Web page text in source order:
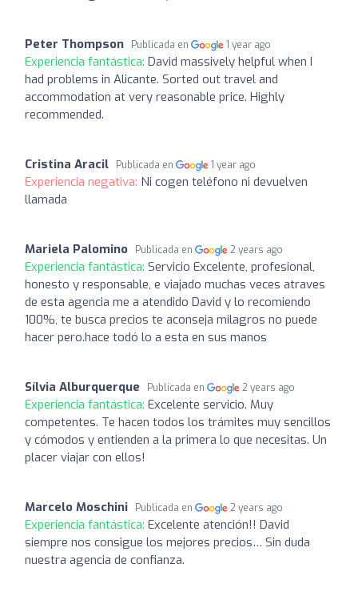
Peter Thompson Publicada en 1 year ago
Experiencia fantástica: David massively helpful when I
had problems in Alicante. Sorted out travel and
accommodation at very reasonable price. Highly
recommended.
Cristina Aracil Publicada en 1 year ago
Experiencia negativa: Ni cogen teléfono ni devuelven
llamada
Mariela Palomino Publicada en 2 years ago
Experiencia fantástica: Servicio Excelente, profesional,
honesto y responsable, e viajado muchas veces atraves
de esta agencia me a atendido David y lo recomiendo
100%, te busca precios te aconseja milagros no puede
hacer pero.hace todó lo a esta en sus manos
Sílvia Alburquerque Publicada en 2 years ago
Experiencia fantástica: Excelente servicio. Muy
competentes. Te hacen todos los trámites muy sencillos
y cómodos y entienden a la primera lo que necesitas. Un
placer viajar con ellos!
Marcelo Moschini Publicada en 2 years ago
Experiencia fantástica: Excelente atención!! David
siempre nos consigue los mejores precios… Sin duda
nuestra agencia de confianza.